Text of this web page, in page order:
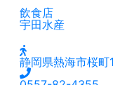
飲食店
宇田水産
静岡県熱海市桜町